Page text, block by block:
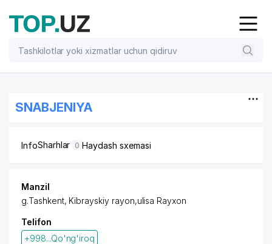
SNABJENIYA
InfoSharhlar 0 Haydash sxemasi
Manzil
g.Tashkent, Kibrayskiy rayon,ulisa Rayxon
Telifon
+998...Qo'ng'iroq